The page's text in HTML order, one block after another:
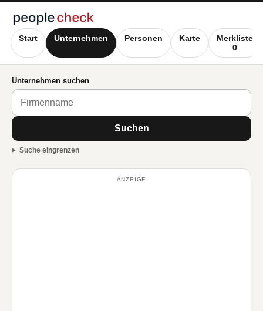
Start Unternehmen Personen Karte
Merkliste
0
Unternehmen suchen
Suchen
Suche eingrenzen
ANZEIGE